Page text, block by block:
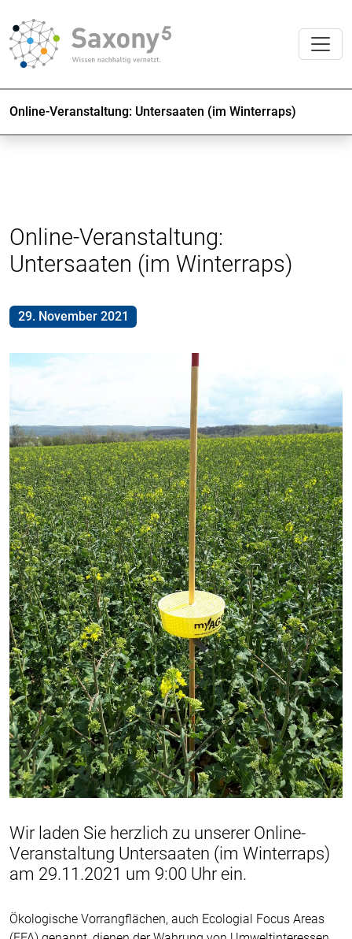
Online-Veranstaltung: Untersaaten (im Winterraps)
Online-Veranstaltung:
Untersaaten (im Winterraps)
29. November 2021
Wir laden Sie herzlich zu unserer Online-
Veranstaltung Untersaaten (im Winterraps)
am 29.11.2021 um 9:00 Uhr ein.
Ökologische Vorrangflächen, auch Ecologial Focus Areas